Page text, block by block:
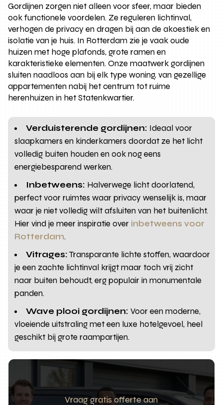
Gordijnen zorgen niet alleen voor sfeer, maar bieden
ook functionele voordelen. Ze reguleren lichtinval,
verhogen de privacy en dragen bij aan de akoestiek en
isolatie van je huis. In Rotterdam zie je vaak oude
huizen met hoge plafonds, grote ramen en
karakteristieke elementen. Onze maatwerk gordijnen
sluiten naadloos aan bij elk type woning, van gezellige
appartementen nabij het centrum tot ruime
herenhuizen in het Statenkwartier.
Verduisterende gordijnen: Ideaal voor
slaapkamers en kinderkamers doordat ze het licht
volledig buiten houden en ook nog eens
energiebesparend werken.
Inbetweens: Halverwege licht doorlatend,
perfect voor ruimtes waar privacy wenselijk is, maar
waar je niet volledig wilt afsluiten van het buitenlicht.
Hier vind je meer inspiratie over inbetweens voor
Rotterdam.
Vitrages:Transparante lichte stoffen, waardoor
je een zachte lichtinval krijgt maar toch vrij zicht
naar buiten behoudt, erg populair in monumentale
panden.
Wave plooi gordijnen: Voor een moderne,
vloeiende uitstraling met een luxe hotelgevoel, heel
geschikt bij grote raampartijen.
Vraag gratis offerte aan